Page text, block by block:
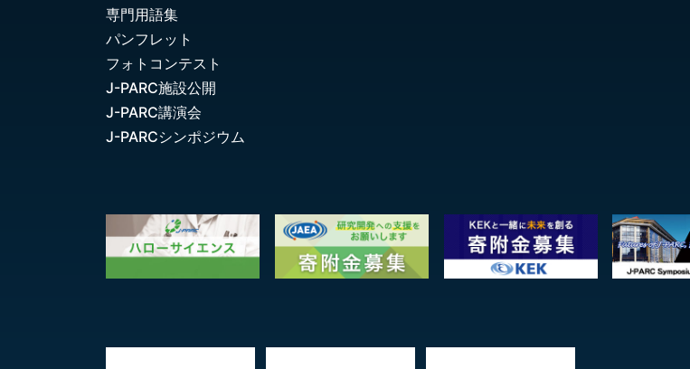
専門用語集
パンフレット
フォトコンテスト
J-PARC施設公開
J-PARC講演会
J-PARCシンポジウム